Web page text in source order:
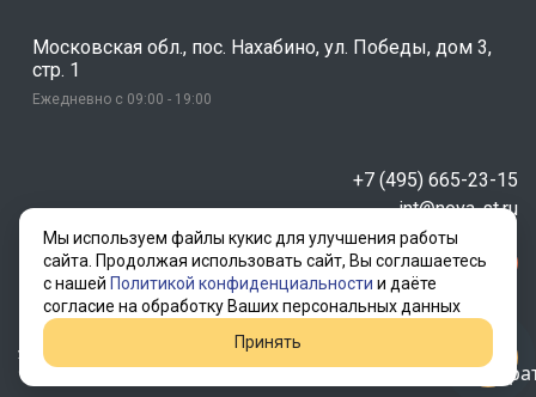
Московская обл., пос. Нахабино, ул. Победы, дом 3,
стр. 1
Ежедневно с 09:00 - 19:00
+7 (495) 665-23-15
int@nova-st.ru
Заказать звонок
Внимание. Данный интернет-сайт носит информационный характер и ни при каких
условиях не является публичной офертой
©2005 - 2026 г. ООО "НОВА-СТ"
Мы используем файлы кукис для улучшения работы
сайта. Продолжая использовать сайт, Вы соглашаетесь
с нашей Политикой конфиденциальности и даёте
согласие на обработку Ваших персональных данных
Принять